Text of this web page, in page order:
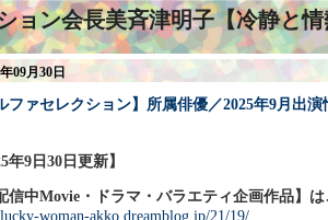
ョン会長美斉津明子【冷静と
09月30日
ファセレクション】所属俳優／2025年9月出
年9日30日更新】
信中Movie・ドラマ・バラエティ企画作品】は
woman-akko.dreamblog.jp/21/19/